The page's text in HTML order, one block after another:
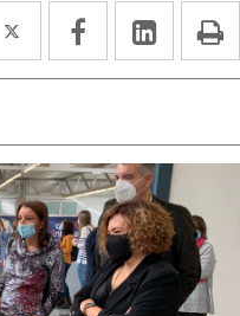
Twitter
Enlace
a
aplicación
externa.
Facebook
Enlace
a
aplicación
externa.
Enlace
a